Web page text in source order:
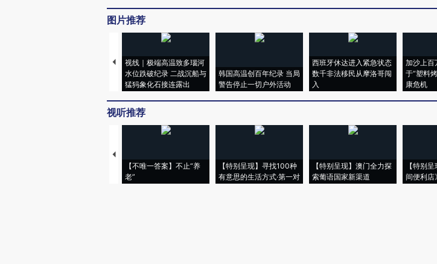
图片推荐
视线｜极端高温致多瑙河
水位跌破纪录 二战沉船与
猛犸象化石接连露出
韩国高温创百年纪录 当局
警告停止一切户外活动
西班牙休达进入紧急状态
数千非法移民从摩洛哥闯
入
加沙上百
于“塑料
康危机
视听推荐
【不唯一答案】不止“养
老”
【特别呈现】寻找100种
有意思的生活方式·第一对
【特别呈现】澳门全力探
索葡语国家新渠道
【特别
间便利店